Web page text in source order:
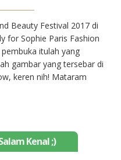
Beauty Festival 2017 di
for Sophie Paris Fashion
itulah yang
gambar yang tersebar di
keren nih! Mataram
Kenal ;)